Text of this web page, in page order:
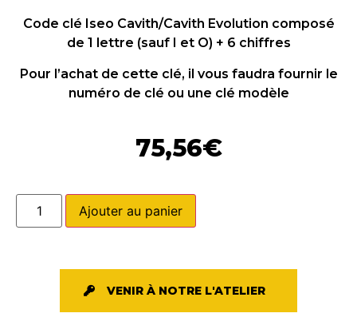
Code clé Iseo Cavith/Cavith Evolution composé
de 1 lettre (sauf I et O) + 6 chiffres
Pour l’achat de cette clé, il vous faudra fournir le
numéro de clé ou une clé modèle
75,56€
Ajouter au panier
VENIR À NOTRE L'ATELIER